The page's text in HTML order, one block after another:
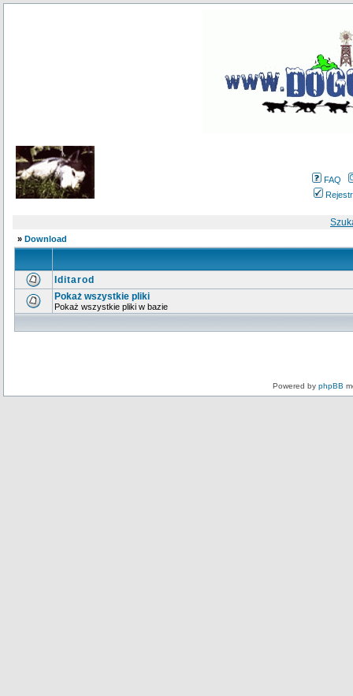
FAQ
» Download
Iditarod
Pokaż wszystkie pliki
Pokaż wszystkie pliki w bazie
Powered by phpBB